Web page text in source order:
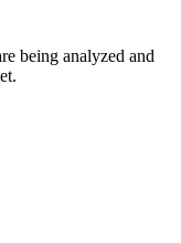
being analyzed and